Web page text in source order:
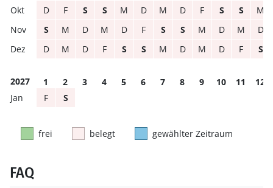
D F S S M D M D F S S
M
S
M D M D F S S M D M
D
D
M D F S S M D M D F S
2027 1 2 3 4 5 6 7 8 9 10 11
12
F
S
frei belegt gewählter Zeitraum
FAQ